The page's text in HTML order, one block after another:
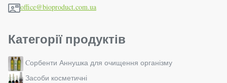
office@bioproduct.com.ua
Категорії продуктів
Cорбенти Аннушка для очищення організму
Засоби косметичні